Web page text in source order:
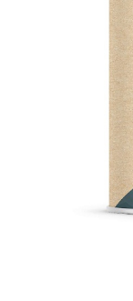
Jarrow Formulas
Nordic Naturals